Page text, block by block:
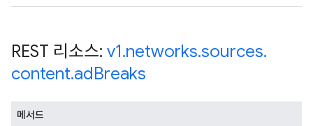
REST 리소스: v1.networks.sources.
content.adBreaks
메서드